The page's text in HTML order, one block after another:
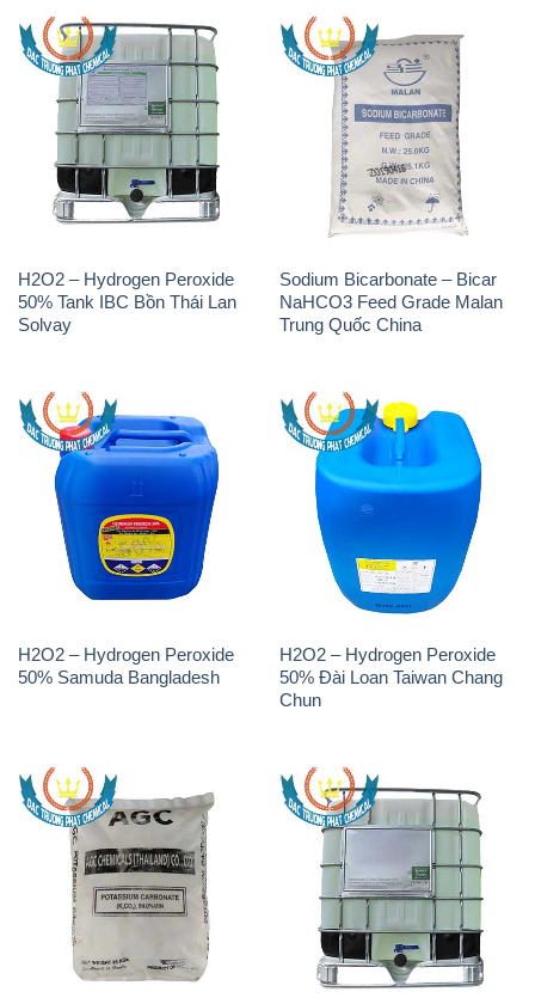
H2O2 – Hydrogen Peroxide
50% Samuda Bangladesh
H2O2 – Hydrogen Peroxide
50% Đài Loan Taiwan Chang
K2Co3 – Potassium
Carbonate AGC Thái Lan
Thailand
Javen – Sodium Hypochlorite
10-12% Việt Nam
THÔNG TIN
Giới thiệu
Sản phẩm
Chính sách và quy định chung
Tin tức